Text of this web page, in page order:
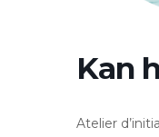
Kan
Atelier